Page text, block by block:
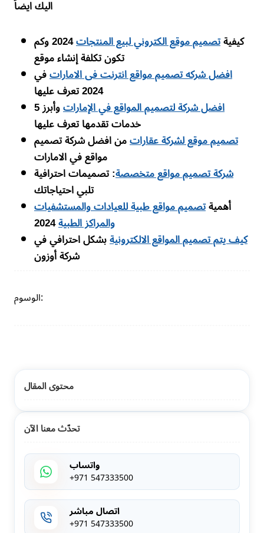
اليك ايضاً
كيفيةتصميم موقع الكتروني لبيع المنتجات
2024 وكم
تكون تكلفة إنشاء موقع
افضل شركه تصميم مواقع انترنت فى الامارات في
2024 تعرف عليها
افضل شركة لتصميم المواقع في الإمارات
وأبرز 5
خدمات تقدمها تعرف عليها
تصميم موقع لشركة عقارات من افضل شركة تصميم
مواقع في الامارات
شركة تصميم مواقع متخصصة: تصميمات احترافية
تلبي احتياجاتك
أهميةتصميم مواقع طبية للعيادات والمستشفيات
والمراكز الطبية 2024
كيف يتم تصميم المواقع الالكترونية بشكل احترافي في
شركة أوزون
الوسوم:
محتوى المقال
تحدّث معنا الآن
واتساب
+971 547333500
اتصال مباشر
+971 547333500